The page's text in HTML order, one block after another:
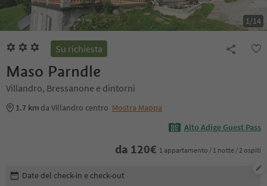
1/14
Su richiesta
Maso Parndle
Villandro, Bressanone e dintorni
1.7 km da Villandro centro Mostra Mappa
Alto Adige Guest Pass
da 120€ 1 appartamento / 1 notte / 2 ospiti
Modifica i dettagli della prenotazione
Date del check-in e check-out